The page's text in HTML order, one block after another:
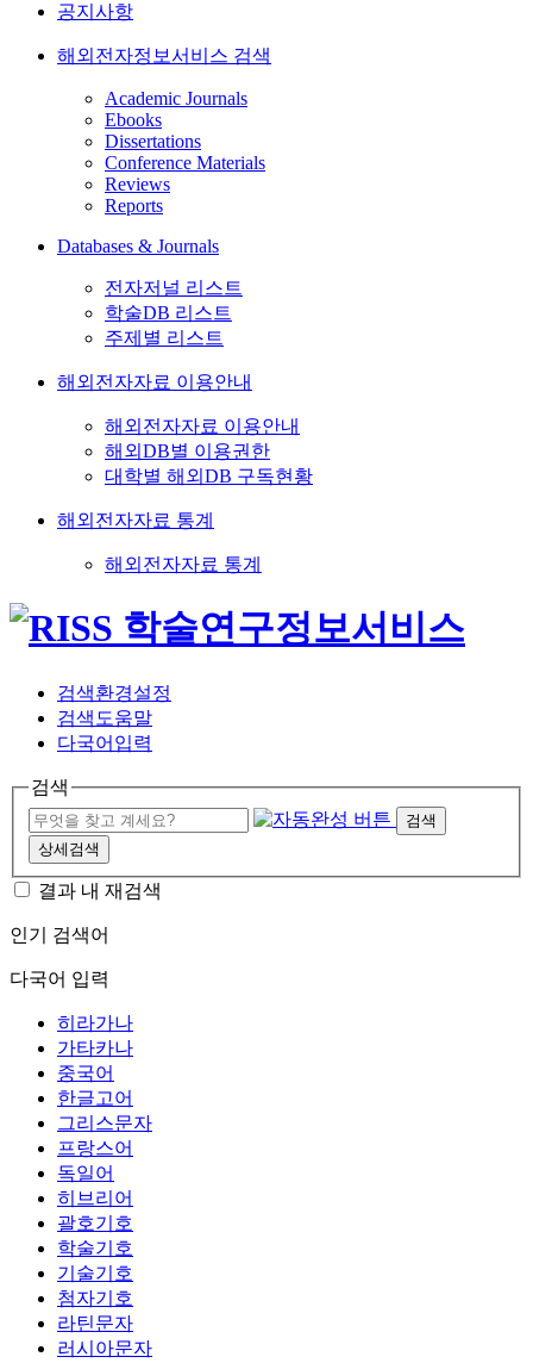
공지사항
해외전자정보서비스 검색
Academic Journals
Ebooks
Dissertations
Conference Materials
Reviews
Reports
Databases & Journals
전자저널 리스트
학술DB 리스트
주제별 리스트
해외전자자료 이용안내
해외전자자료 이용안내
해외DB별 이용권한
대학별 해외DB 구독현황
해외전자자료 통계
해외전자자료 통계
검색환경설정
검색도움말
다국어입력
검색
검색
상세검색
결과 내 재검색
인기 검색어
다국어 입력
히라가나
가타카나
중국어
한글고어
그리스문자
프랑스어
독일어
히브리어
괄호기호
학술기호
기술기호
첨자기호
라틴문자
러시아문자